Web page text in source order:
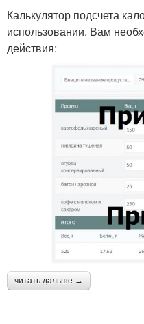
Калькулятор подсчета
использовании. Вам
действия:
читать дальше →